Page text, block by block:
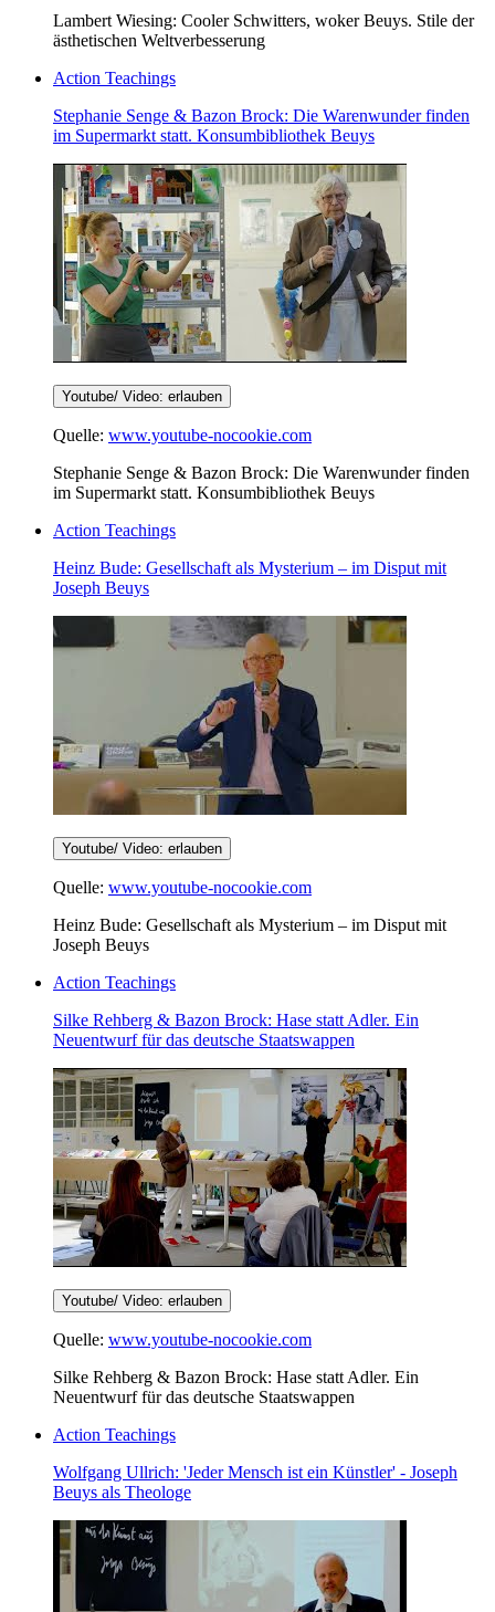
Lambert Wiesing: Cooler Schwitters, woker Beuys. Stile der
ästhetischen Weltverbesserung
Action Teachings
Stephanie Senge & Bazon Brock: Die Warenwunder finden
im Supermarkt statt. Konsumbibliothek Beuys
Youtube/ Video: erlauben
Quelle: www.youtube-nocookie.com
Stephanie Senge & Bazon Brock: Die Warenwunder finden
im Supermarkt statt. Konsumbibliothek Beuys
Action Teachings
Heinz Bude: Gesellschaft als Mysterium – im Disput mit
Joseph Beuys
Youtube/ Video: erlauben
Quelle: www.youtube-nocookie.com
Heinz Bude: Gesellschaft als Mysterium – im Disput mit
Joseph Beuys
Action Teachings
Silke Rehberg & Bazon Brock: Hase statt Adler. Ein
Neuentwurf für das deutsche Staatswappen
Youtube/ Video: erlauben
Quelle: www.youtube-nocookie.com
Silke Rehberg & Bazon Brock: Hase statt Adler. Ein
Neuentwurf für das deutsche Staatswappen
Action Teachings
Wolfgang Ullrich: 'Jeder Mensch ist ein Künstler' - Joseph
Beuys als Theologe